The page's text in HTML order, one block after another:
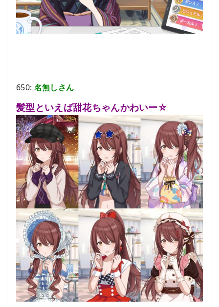
650: 名無しさん
髪型といえば甜花ちゃんかわいー☆